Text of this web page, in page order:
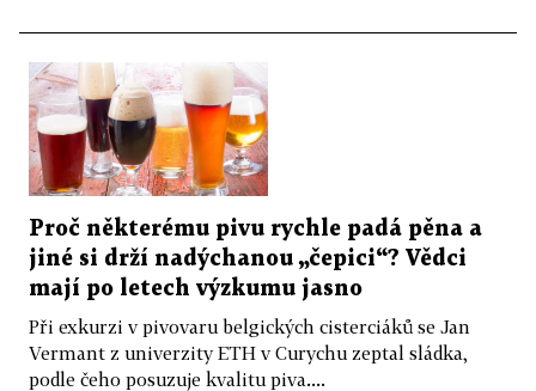
Proč některému pivu rychle padá pěna a
jiné si drží nadýchanou „čepici“? Vědci
mají po letech výzkumu jasno
Při exkurzi v pivovaru belgických cisterciáků se Jan
Vermant z univerzity ETH v Curychu zeptal sládka,
podle čeho posuzuje kvalitu piva....